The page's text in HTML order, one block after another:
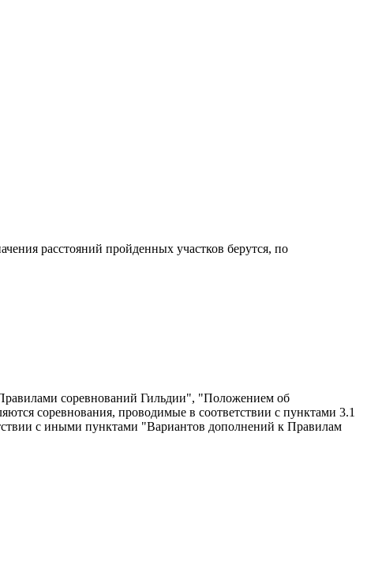
расстояний пройденных участков берутся, по
соревнований Гильдии", "Положением об
соревнования, проводимые в соответствии с пунктами 3.1
с иными пунктами "Вариантов дополнений к Правилам